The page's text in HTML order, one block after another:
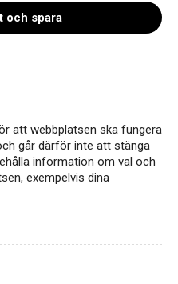
– viner med stor
global räckvidd.
och spara
att webbplatsen ska fungera
går därför inte att stänga
information om val och
exempelvis dina